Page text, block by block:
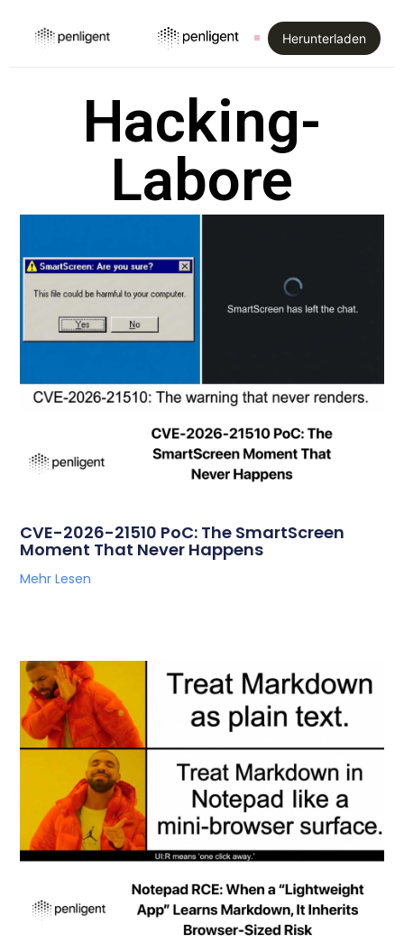
Herunterladen
Hacking-
Labore
CVE-2026-21510 PoC: The SmartScreen
Moment That Never Happens
Mehr Lesen